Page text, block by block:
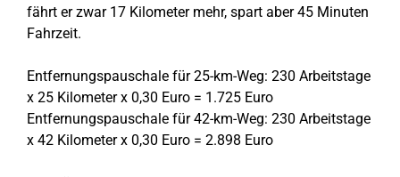
fährt er zwar 17 Kilometer mehr, spart aber 45 Minuten
Fahrzeit.
Entfernungspauschale für 25-km-Weg: 230 Arbeitstage
x 25 Kilometer x 0,30 Euro = 1.725 Euro
Entfernungspauschale für 42-km-Weg: 230 Arbeitstage
x 42 Kilometer x 0,30 Euro = 2.898 Euro